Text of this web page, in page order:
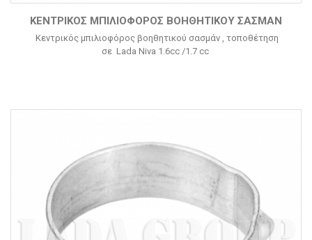
ΚΕΝΤΡΙΚΌΣ ΜΠΙΛΙΟΦΌΡΟΣ ΒΟΗΘΗΤΙΚΟΎ ΣΑΣΜΆΝ
Κεντρικός μπιλιοφόρος βοηθητικού σασμάν , τοποθέτηση
σε Lada Niva 1.6cc /1.7 cc